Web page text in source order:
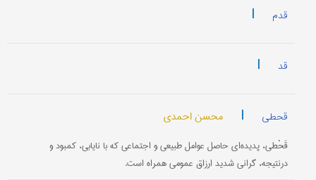
قدم |
قد |
قحطی | محسن احمدی
قَحْطی، پدیده‌ای حاصل عوامل طبیعی و اجتماعی که با نایابی، کمبود و
درنتیجه، گرانی شدید ارزاق عمومی همراه است.